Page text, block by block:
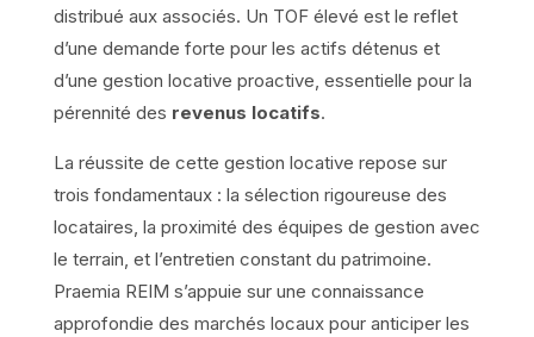
distribué aux associés. Un TOF élevé est le reflet
d’une demande forte pour les actifs détenus et
d’une gestion locative proactive, essentielle pour la
pérennité des revenus locatifs.
La réussite de cette gestion locative repose sur
trois fondamentaux : la sélection rigoureuse des
locataires, la proximité des équipes de gestion avec
le terrain, et l’entretien constant du patrimoine.
Praemia REIM s’appuie sur une connaissance
approfondie des marchés locaux pour anticiper les